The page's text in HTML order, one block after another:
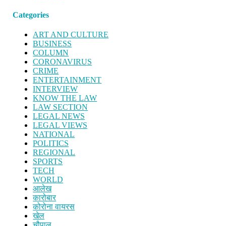
Categories
ART AND CULTURE
BUSINESS
COLUMN
CORONAVIRUS
CRIME
ENTERTAINMENT
INTERVIEW
KNOW THE LAW
LAW SECTION
LEGAL NEWS
LEGAL VIEWS
NATIONAL
POLITICS
REGIONAL
SPORTS
TECH
WORLD
आलेख
कारोबार
कोरोना वायरस
खेल